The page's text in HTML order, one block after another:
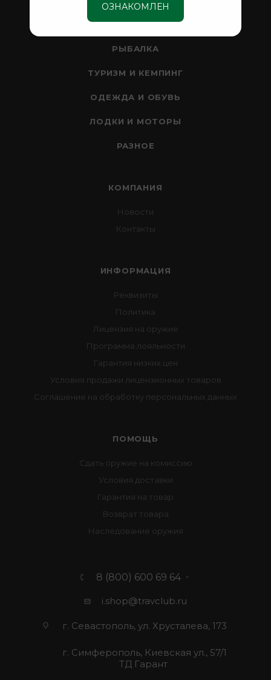
НОЖИ
РЫБАЛКА
ТУРИЗМ И КЕМПИНГ
ОДЕЖДА И ОБУВЬ
ЛОДКИ И МОТОРЫ
РАЗНОЕ
КОМПАНИЯ
Новости
Контакты
ИНФОРМАЦИЯ
Реквизиты
Политика
Лицензия на оружие
Программа лояльности
Гарантия низких цен
Условия продажи лицензионных товаров
Соглашение на обработку персональных данных
ПОМОЩЬ
Сдать оружие на комиссию
Условия доставки
Гарантия на товар
Возврат товара
Наследование оружия
8 (800) 600 69 64
i.shop@travclub.ru
г. Севастополь, ул. Хрусталева, 173
г. Симферополь, Киевская ул., 57/1
ТД Гарант
ОЗНАКОМЛЕН